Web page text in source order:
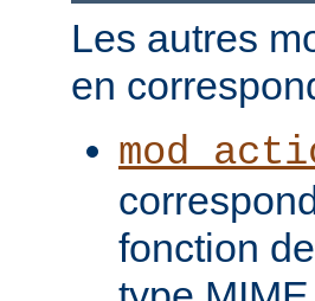
Les autres
en
fonction